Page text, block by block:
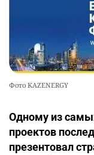
Фото KAZENERGY
Одному из
проектов
презентовал